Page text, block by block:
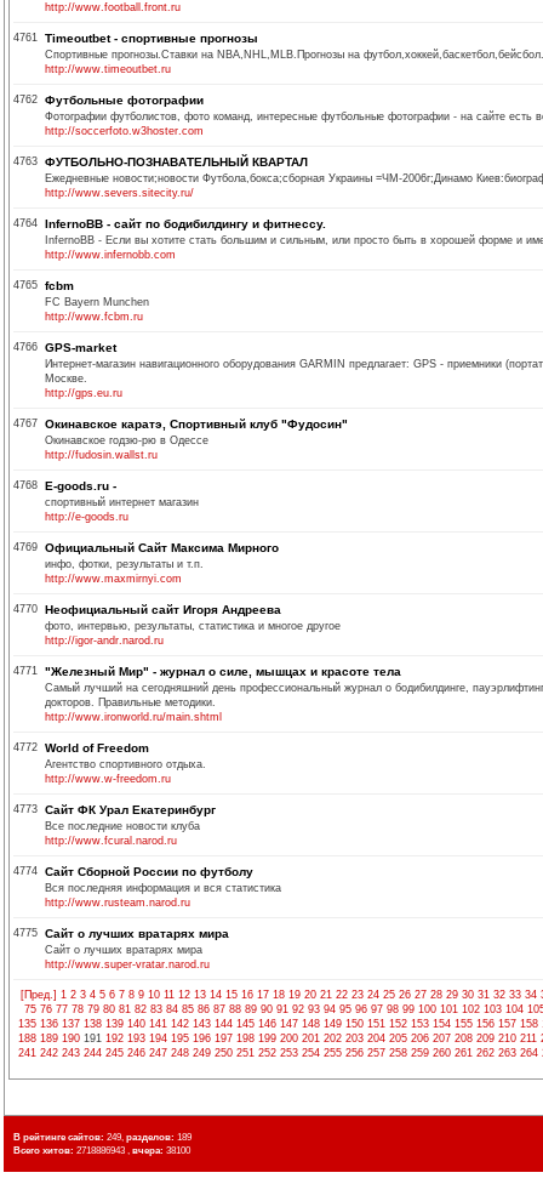
http://www.football.front.ru
4761 Timeoutbet - спортивные прогнозы
Спортивные прогнозы.Ставки на NBA,NHL,MLB.Прогнозы на
http://www.timeoutbet.ru
4762 Футбольные фотографии
Фотографии футболистов, фото команд, интересные футбольные фотографии - на сайте есть
http://soccerfoto.w3hoster.com
4763 ФУТБОЛЬНО-ПОЗНАВАТЕЛЬНЫЙ КВАРТАЛ
Ежедневные новости;новости Футбола,бокса;сборная Украины =ЧМ-2006г;Динамо
http://www.severs.sitecity.ru/
4764 InfernoBB - сайт по бодибилдингу и фитнессу.
InfernoBB - Если вы хотите стать большим и сильным, или просто быть в хорошей форме и
http://www.infernobb.com
4765 fcbm
FC Bayern Munchen
http://www.fcbm.ru
4766 GPS-market
Интернет-магазин навигационного оборудования GARMIN предлагает: GPS - приемники
Москве.
http://gps.eu.ru
4767 Окинавское каратэ, Спортивный клуб "Фудосин"
Окинавское годзю-рю в Одессе
http://fudosin.wallst.ru
4768 E-goods.ru -
спортивный интернет магазин
http://e-goods.ru
4769 Официальный Сайт Максима Мирного
инфо, фотки, результаты и т.п.
http://www.maxmirnyi.com
4770 Неофициальный сайт Игоря Андреева
фото, интервью, результаты, статистика и многое другое
http://igor-andr.narod.ru
4771 "Железный Мир" - журнал о силе, мышцах и красоте тела
Самый лучший на сегодняшний день профессиональный журнал о бодибилдинге,
докторов. Правильные методики.
http://www.ironworld.ru/main.shtml
4772 World of Freedom
Агентство спортивного отдыха.
http://www.w-freedom.ru
4773 Сайт ФК Урал Екатеринбург
Все последние новости клуба
http://www.fcural.narod.ru
4774 Сайт Сборной России по футболу
Вся последняя информация и вся статистика
http://www.rusteam.narod.ru
4775 Сайт о лучших вратарях мира
Сайт о лучших вратарях мира
http://www.super-vratar.narod.ru
[Пред.] 1 2 3 4 5 6 7 8 9 10 11 12 13 14 15 16 17 18 19 20 21 22 23 24 25 26 27 28 29 30 31 32 33 34
75 76 77 78 79 80 81 82 83 84 85 86 87 88 89 90 91 92 93 94 95 96 97 98 99 100 101 102 103 104
135 136 137 138 139 140 141 142 143 144 145 146 147 148 149 150 151 152 153 154 155 156 157 158
188 189 190 191 192 193 194 195 196 197 198 199 200 201 202 203 204 205 206 207 208 209 210 211
241 242 243 244 245 246 247 248 249 250 251 252 253 254 255 256 257 258 259 260 261 262 263 264
В рейтинге сайтов: 249, разделов: 189
Всего хитов: 2718886943 , вчера: 38100